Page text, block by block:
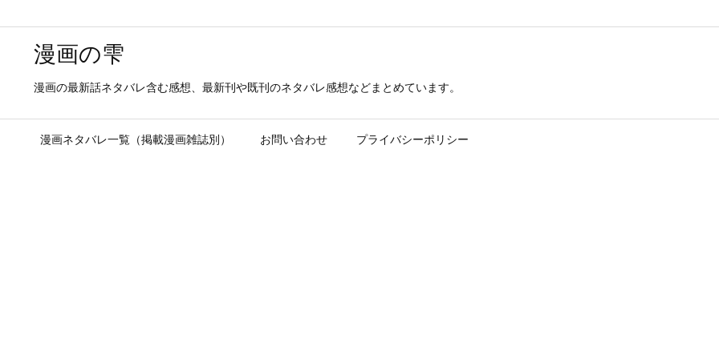
漫画の雫
漫画の最新話ネタバレ含む感想、最新刊や既刊のネタバレ感想などまとめています。
漫画ネタバレ一覧（掲載漫画雑誌別） お問い合わせ プライバシーポリシー